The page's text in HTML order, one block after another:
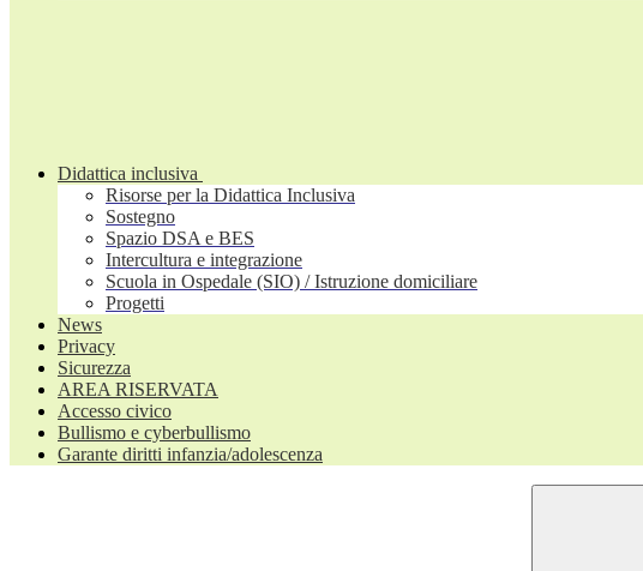
Didattica inclusiva
Risorse per la Didattica Inclusiva
Sostegno
Spazio DSA e BES
Intercultura e integrazione
Scuola in Ospedale (SIO) / Istruzione domiciliare
Progetti
News
Privacy
Sicurezza
AREA RISERVATA
Accesso civico
Bullismo e cyberbullismo
Garante diritti infanzia/adolescenza